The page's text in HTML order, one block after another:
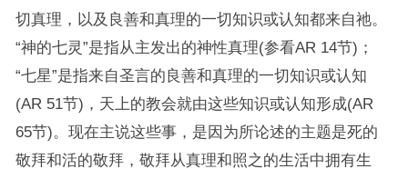
切真理，以及良善和真理的一切知识或认知都来自祂。
“神的七灵”是指从主发出的神性真理(参看AR 14节)；
“七星”是指来自圣言的良善和真理的一切知识或认知
(AR 51节)，天上的教会就由这些知识或认知形成(AR
65节)。现在主说这些事，是因为所论述的主题是死的
敬拜和活的敬拜，敬拜从真理和照之的生活中拥有生